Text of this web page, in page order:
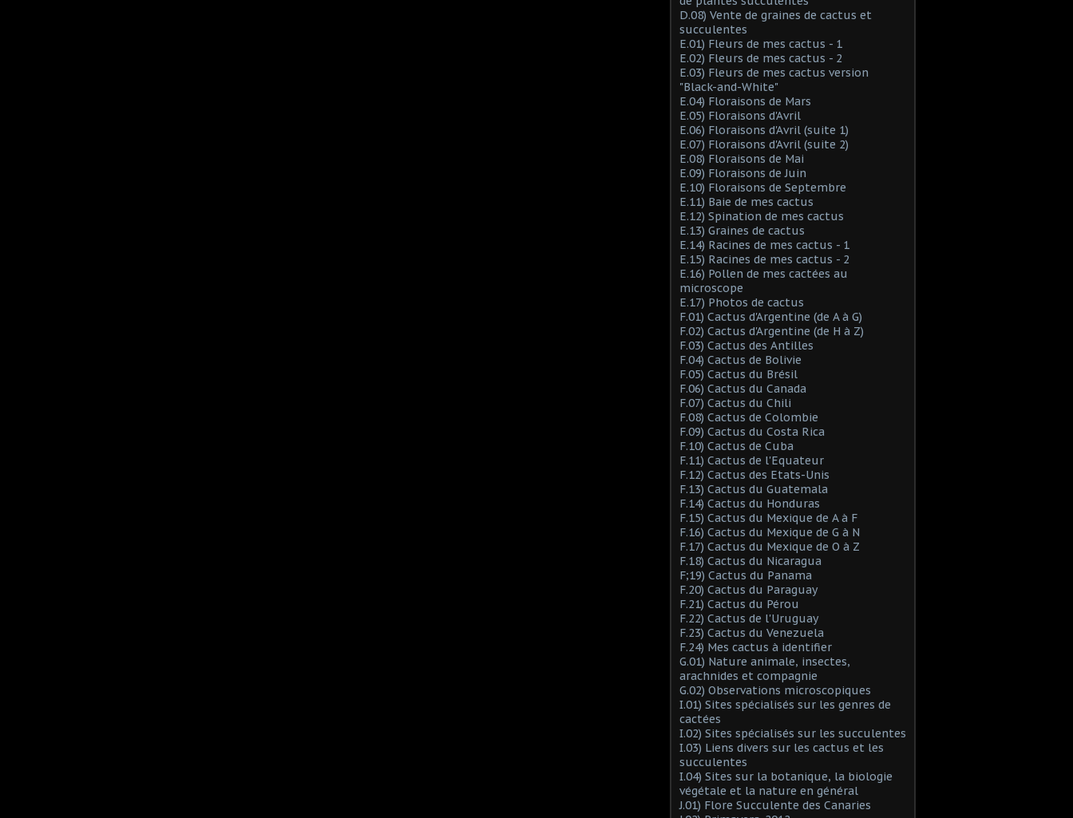
D.08) Vente de graines de cactus et
succulentes
E.01) Fleurs de mes cactus - 1
E.02) Fleurs de mes cactus - 2
E.03) Fleurs de mes cactus version
"Black-and-White"
E.04) Floraisons de Mars
E.05) Floraisons d'Avril
E.06) Floraisons d'Avril (suite 1)
E.07) Floraisons d'Avril (suite 2)
E.08) Floraisons de Mai
E.09) Floraisons de Juin
E.10) Floraisons de Septembre
E.11) Baie de mes cactus
E.12) Spination de mes cactus
E.13) Graines de cactus
E.14) Racines de mes cactus - 1
E.15) Racines de mes cactus - 2
E.16) Pollen de mes cactées au
microscope
E.17) Photos de cactus
F.01) Cactus d'Argentine (de A à G)
F.02) Cactus d'Argentine (de H à Z)
F.03) Cactus des Antilles
F.04) Cactus de Bolivie
F.05) Cactus du Brésil
F.06) Cactus du Canada
F.07) Cactus du Chili
F.08) Cactus de Colombie
F.09) Cactus du Costa Rica
F.10) Cactus de Cuba
F.11) Cactus de l'Equateur
F.12) Cactus des Etats-Unis
F.13) Cactus du Guatemala
F.14) Cactus du Honduras
F.15) Cactus du Mexique de A à F
F.16) Cactus du Mexique de G à N
F.17) Cactus du Mexique de O à Z
F.18) Cactus du Nicaragua
F;19) Cactus du Panama
F.20) Cactus du Paraguay
F.21) Cactus du Pérou
F.22) Cactus de l'Uruguay
F.23) Cactus du Venezuela
F.24) Mes cactus à identifier
G.01) Nature animale, insectes,
arachnides et compagnie
G.02) Observations microscopiques
I.01) Sites spécialisés sur les genres de
cactées
I.02) Sites spécialisés sur les succulentes
I.03) Liens divers sur les cactus et les
succulentes
I.04) Sites sur la botanique, la biologie
végétale et la nature en général
J.01) Flore Succulente des Canaries